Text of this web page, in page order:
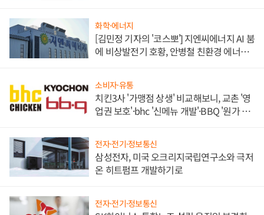
화학·에너지
[김민정 기자의 '코스뽀'] 지엔씨에너지 AI 붐
에 비상발전기 호황, 안병철 친환경 에너지
소비자·유통
치킨3사 '가맹점 상생' 비교해보니, 교촌 '영
업권 보호'·bhc '신메뉴 개발'·BBQ '원가 부
전자·전기·정보통신
삼성전자, 미국 오크리지국립연구소와 극저
온 히트펌프 개발하기로
전자·전기·정보통신